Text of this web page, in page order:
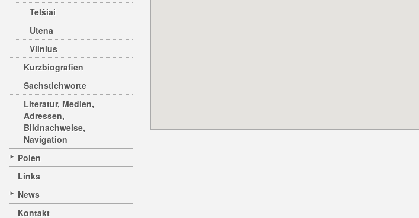
Telšiai
Utena
Vilnius
Kurzbiografien
Sachstichworte
Literatur, Medien,
Adressen,
Bildnachweise,
Navigation
Polen
Links
News
Kontakt